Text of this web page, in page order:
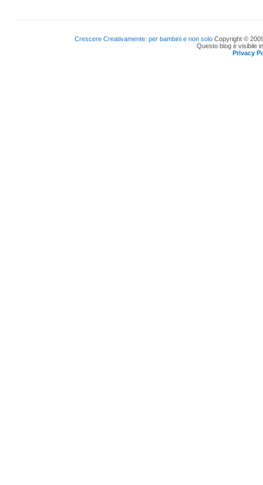
Crescere Creativamente: per bambini e non solo Copyright ©
Questo blog è visibile
Privacy